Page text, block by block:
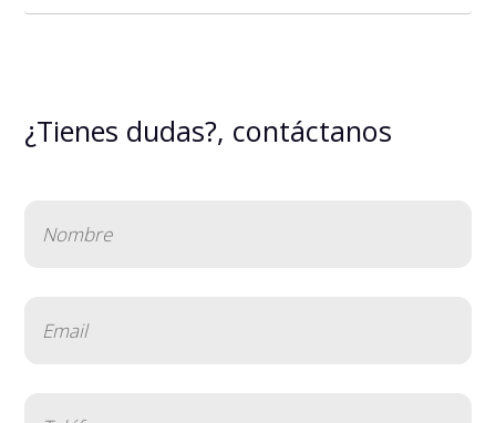
¿Tienes dudas?, contáctanos
(Obligatorio)
(Obligatorio)